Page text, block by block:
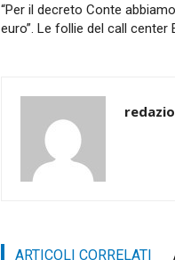
“Per il decreto Conte
euro”. Le follie del call center
ARTICOLI CORRELATI